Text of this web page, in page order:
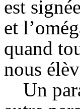
est
et
quand
nous
Un